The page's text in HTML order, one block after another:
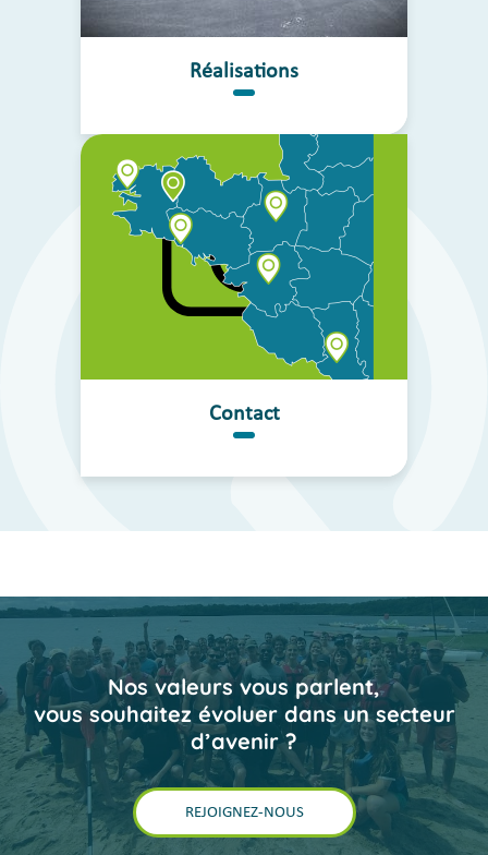
Réalisations
Contact
Nos valeurs vous parlent,
vous souhaitez évoluer dans un secteur
d’avenir ?
REJOIGNEZ-NOUS